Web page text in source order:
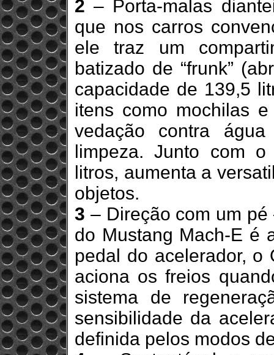
2 – Porta-malas
que nos carros
ele traz um
batizado de “frunk”
capacidade de 139,5
itens como mochilas
vedação contra
limpeza. Junto com
litros, aumenta a
objetos.
3 – Direção com um
do Mustang Mach-E é
pedal do acelerador, o
aciona os freios
sistema de
sensibilidade da
definida pelos modos